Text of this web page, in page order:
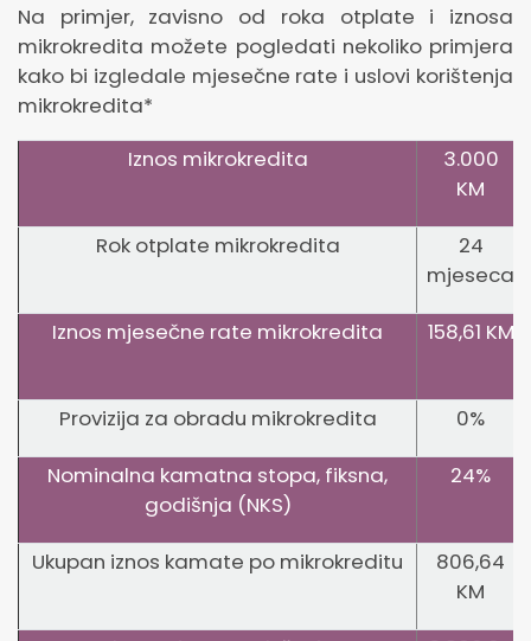
Na primjer, zavisno od roka otplate i iznosa
mikrokredita možete pogledati nekoliko primjera
kako bi izgledale mjesečne rate i uslovi korištenja
mikrokredita*
Iznos mikrokredita
3.000
KM
Rok otplate mikrokredita
24
mjeseca
Iznos mjesečne rate mikrokredita
158,61 KM
Provizija za obradu mikrokredita
0%
Nominalna kamatna stopa, fiksna,
godišnja (NKS)
24%
Ukupan iznos kamate po mikrokreditu
806,64
KM